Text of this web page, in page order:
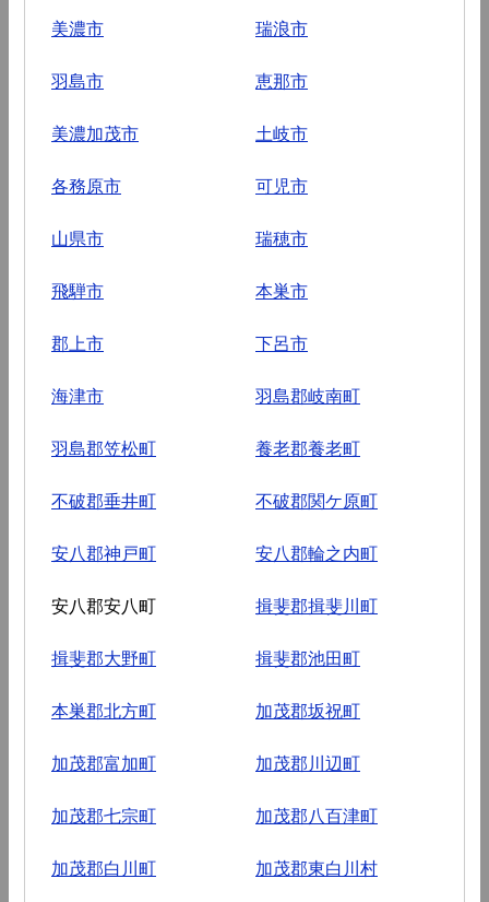
美濃市 瑞浪市
羽島市 恵那市
美濃加茂市 土岐市
各務原市 可児市
山県市 瑞穂市
飛騨市 本巣市
郡上市 下呂市
海津市 羽島郡岐南町
羽島郡笠松町 養老郡養老町
不破郡垂井町 不破郡関ケ原町
安八郡神戸町 安八郡輪之内町
安八郡安八町 揖斐郡揖斐川町
揖斐郡大野町 揖斐郡池田町
本巣郡北方町 加茂郡坂祝町
加茂郡富加町 加茂郡川辺町
加茂郡七宗町 加茂郡八百津町
加茂郡白川町 加茂郡東白川村